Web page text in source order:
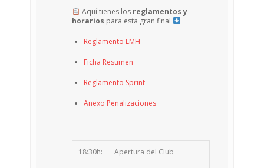
Aquí tienes los reglamentos y
horarios para esta gran final
Reglamento LMH
Ficha Resumen
Reglamento Sprint
Anexo Penalizaciones
18:30h: Apertura del Club